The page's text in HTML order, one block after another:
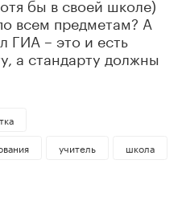
всем предметам? А
ГИА – это и есть
а стандарту должны
учитель
школа